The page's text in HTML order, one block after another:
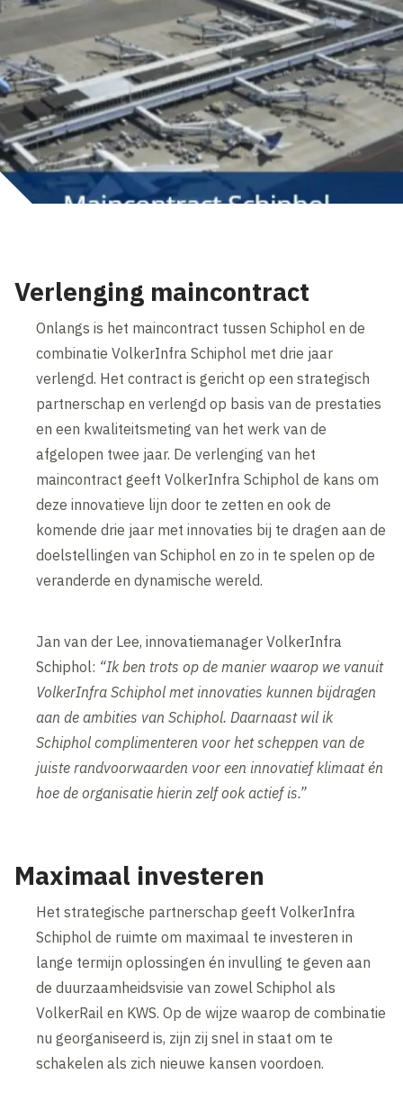
Verlenging maincontract
Onlangs is het maincontract tussen Schiphol en de
combinatie VolkerInfra Schiphol met drie jaar
verlengd. Het contract is gericht op een strategisch
partnerschap en verlengd op basis van de prestaties
en een kwaliteitsmeting van het werk van de
afgelopen twee jaar. De verlenging van het
maincontract geeft VolkerInfra Schiphol de kans om
deze innovatieve lijn door te zetten en ook de
komende drie jaar met innovaties bij te dragen aan de
doelstellingen van Schiphol en zo in te spelen op de
veranderde en dynamische wereld.
Jan van der Lee, innovatiemanager VolkerInfra
Schiphol: “Ik ben trots op de manier waarop we vanuit
VolkerInfra Schiphol met innovaties kunnen bijdragen
aan de ambities van Schiphol. Daarnaast wil ik
Schiphol complimenteren voor het scheppen van de
juiste randvoorwaarden voor een innovatief klimaat én
hoe de organisatie hierin zelf ook actief is.”
Maximaal investeren
Het strategische partnerschap geeft VolkerInfra
Schiphol de ruimte om maximaal te investeren in
lange termijn oplossingen én invulling te geven aan
de duurzaamheidsvisie van zowel Schiphol als
VolkerRail en KWS. Op de wijze waarop de combinatie
nu georganiseerd is, zijn zij snel in staat om te
schakelen als zich nieuwe kansen voordoen.